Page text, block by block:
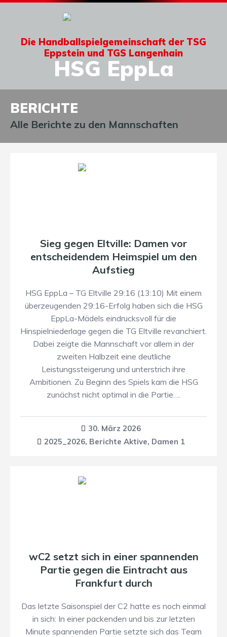
Die Handballspielgemeinschaft der TSG
Eppstein und TGS Langenhain
HSG EppLa
BERICHTE
Alle Berichte zu den Mannschaften
Sieg gegen Eltville: Damen vor
entscheidendem Heimspiel um den
Aufstieg
HSG EppLa – TG Eltville 29:16 (13:10) Mit einem
überzeugenden 29:16-Erfolg haben sich die HSG
EppLa-Mädels eindrucksvoll für die
Hinspielniederlage gegen die TG Eltville revanchiert.
Dabei zeigte die Mannschaft vor allem in der
zweiten Halbzeit eine deutliche
Leistungssteigerung und unterstrich ihre
Ambitionen. Zu Beginn des Spiels kam die HSG
zunächst nicht optimal in die Partie….
30. März 2026
2025_2026, Berichte Aktive, Damen 1
wC2 setzt sich in einer spannenden
Partie gegen die Eintracht aus
Frankfurt durch
Das letzte Saisonspiel der C2 hatte es noch einmal
in sich: In einer packenden und bis zur letzten
Minute spannenden Partie setzte sich das Team